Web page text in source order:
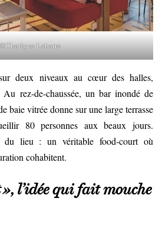
©Charlyne Labarre
deux niveaux au cœur des halles,
Au rez-de-chaussée, un bar inondé de
baie vitrée donne sur une large terrasse
80 personnes aux beaux jours.
du lieu : un véritable food-court où
cohabitent.
l’idée qui fait mouche